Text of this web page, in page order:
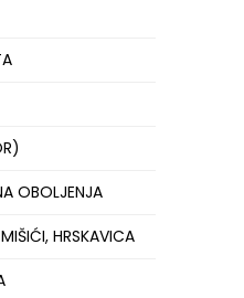
OBOLJENJA
HRSKAVICA